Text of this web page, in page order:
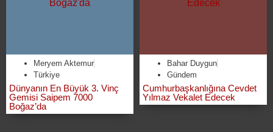
Meryem Aktemur
Türkiye
Dünyanın En Büyük 3. Vinç
Gemisi Saipem 7000
Boğaz’da
Bahar Duygun
Gündem
Cumhurbaşkanlığına Cevdet
Yılmaz Vekalet Edecek